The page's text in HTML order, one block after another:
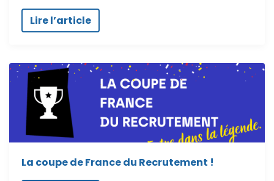
Lire l’article
La coupe de France du Recrutement !